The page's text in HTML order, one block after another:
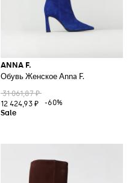
ANNA F.
Обувь Женское Anna F.
31 061,87 ₽
12 424,93 ₽
-60%